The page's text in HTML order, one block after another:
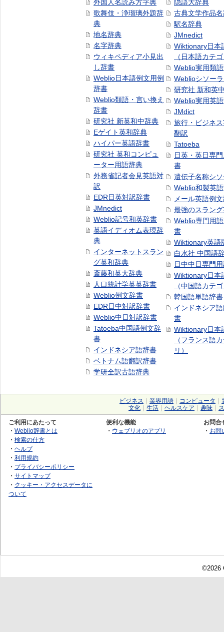
外国人名読み方字典
歌舞伎・浄瑠璃外題辞
典
地名辞典
名字辞典
ウィキペディア小見出
し辞書
Weblio日本語例文用例
辞書
Weblio類語・言い換え
辞書
研究社 新英和中辞典
Eゲイト英和辞典
ハイパー英語辞書
研究社 英和コンピュ
ーター用語辞典
外務省記者会見英語対
訳
EDR日英対訳辞書
JMnedict
Weblio記号和英辞書
英語イディオム表現辞
典
インターネットスラン
グ英和辞典
斎藤和英大辞典
人口統計学英英辞書
Weblio例文辞書
EDR日中対訳辞書
Weblio中日対訳辞書
Tatoeba中国語例文辞
書
インドネシア語辞書
ベトナム語翻訳辞書
学研全訳古語辞典
隠語大辞典
古典文学作品
駅名辞典
JMnedict
Wiktionary日本
（日本語カテ
Weblio実用類
Weblioシソー
研究社 新和英
Weblio実用英
JMdict
旅行・ビジネ
翻訳
Tatoeba
日英・英日専
書
遺伝子名称シ
Weblio和製英
メール英語例
最強のスラン
Weblio専門用
書
Wiktionary英語
白水社 中国語
日中中日専門
Wiktionary日本
（中国語カテ
韓国語単語辞書
インドネシア
書
Wiktionary日本
（フランス語
リ）
ビジネス 業界用語 コンピュータ
文化
生活 ヘルスケア 趣味
ご利用にあたって
・ Weblio辞書とは
・ 検索の仕方
・ ヘルプ
・ 利用規約
・ プライバシーポリシー
・ サイトマップ
・ クッキー・アクセスデータに
ついて
便利な機能
・ ウェブリオのアプリ
お問合
・ お問
©2026